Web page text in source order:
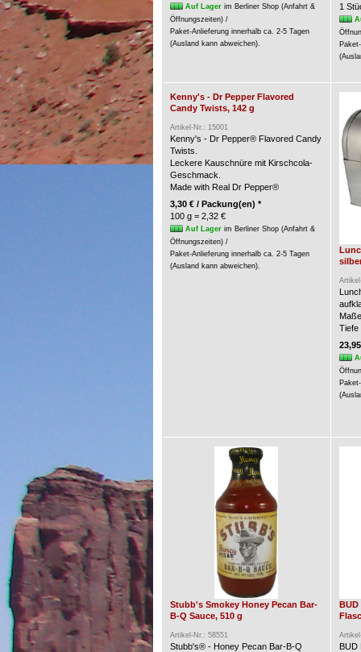
Auf Lagerim Berliner Shop (Anfahrt &
Öffnungszeiten) /
Paket-Anlieferung innerhalb ca. 2-5 Tagen
(Ausland kann abweichen).
1
Kenny's - Dr Pepper Flavored
Candy Twists, 142 g
Artikel-Nr.: 15001
Kenny's - Dr Pepper® Flavored Candy
Twists.
Leckere Kauschnüre mit Kirschcola-
Geschmack.
Made with Real Dr Pepper®
3,30 € / Packung(en) *
100 g = 2,32 €
Auf Lagerim Berliner Shop (Anfahrt &
Öffnungszeiten) /
Paket-Anlieferung innerhalb ca. 2-5 Tagen
(Ausland kann abweichen).
Tiefe
Stubb's Smokey Honey Pecan Bar-
B-Q Sauce, 510 g
Artikel-Nr.: 58551
Stubb's® - Honey Pecan Bar-B-Q
BUD
BUD